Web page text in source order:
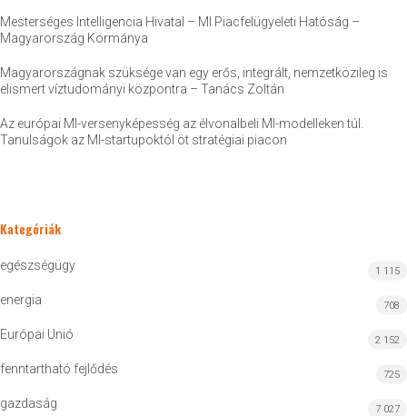
Mesterséges Intelligencia Hivatal – MI Piacfelügyeleti Hatóság –
Magyarország Kormánya
Magyarországnak szüksége van egy erős, integrált, nemzetközileg is
elismert víztudományi központra – Tanács Zoltán
Az európai MI-versenyképesség az élvonalbeli MI-modelleken túl.
Tanulságok az MI-startupoktól öt stratégiai piacon
Kategóriák
egészségügy 1 115
energia 708
Európai Unió 2 152
fenntartható fejlődés 725
gazdaság 7 027